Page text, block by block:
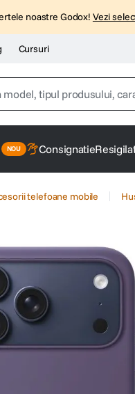
noastre Godox! Vezi
Cursuri
tipul produsului,
design
sx740 hs
Consignatie
telefoane mobile